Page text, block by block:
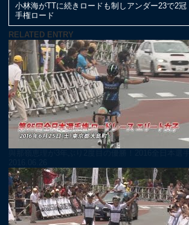
小林海がTTに続きロードも制しアンダー23で2冠
手権ロード
RELATED ENTRY